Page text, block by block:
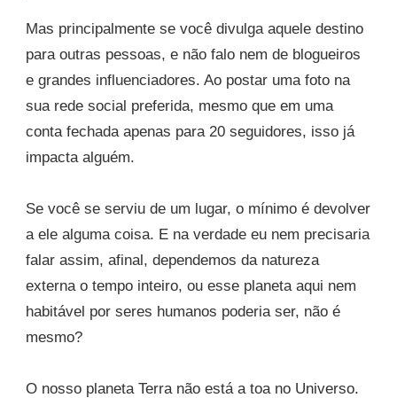
Mas principalmente se você divulga aquele destino
para outras pessoas, e não falo nem de blogueiros
e grandes influenciadores. Ao postar uma foto na
sua rede social preferida, mesmo que em uma
conta fechada apenas para 20 seguidores, isso já
impacta alguém.
Se você se serviu de um lugar, o mínimo é devolver
a ele alguma coisa. E na verdade eu nem precisaria
falar assim, afinal, dependemos da natureza
externa o tempo inteiro, ou esse planeta aqui nem
habitável por seres humanos poderia ser, não é
mesmo?
O nosso planeta Terra não está a toa no Universo.